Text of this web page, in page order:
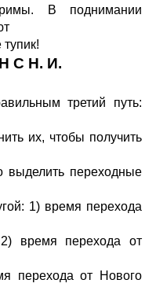
В поднимании
С Н. И.
третий путь:
их, чтобы получить
выделить переходные
1) время перехода
время перехода от
перехода от Нового